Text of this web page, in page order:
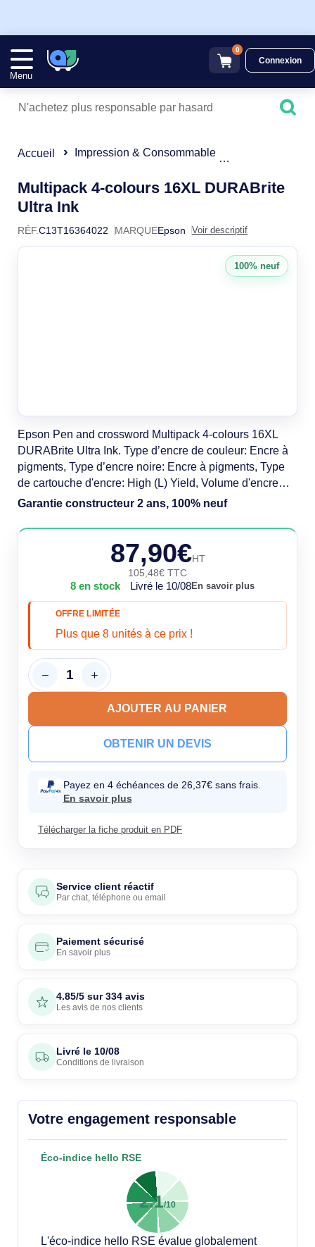
Menu
0
Connexion
Accueil Impression & Consommable
Multipack 4-colours 16XL DURABrite
Ultra InkC13T16364022
RÉF.C13T16364022 MARQUEEpson Voir descriptif
Epson Pen and crossword Multipack 4-colours 16XL
DURABrite Ultra Ink. Type d’encre de couleur: Encre à
pigments, Type d’encre noire: Encre à pigments, Type
de cartouche d'encre: High (L) Yield, Volume d'encre
noire: 12,9 ml, Type d'alimentation: Multi pack,
Volume d'encre de couleur: 6,5 ml, Couleurs
d'impression: Noir, Cyan, Magenta, Jaune,
Garantie constructeur 2 ans, 100% neuf
87,90€HT
105,48€ TTC
8 en stock Livré le 10/08En savoir plus
OFFRE LIMITÉE
Plus que 8 unités à ce prix !
AJOUTER AU PANIER
OBTENIR UN DEVIS
Payez en 4 échéances de 26,37€ sans frais.
En savoir plus
Télécharger la fiche produit en PDF
100% neuf
Service client réactif
Par chat, téléphone ou email
Paiement sécurisé
En savoir plus
4.85/5 sur 334 avis
Les avis de nos clients
Livré le 10/08
Conditions de livraison
Votre engagement responsable
Éco-indice hello RSE
2.1/10
L'éco-indice hello RSE évalue globalement